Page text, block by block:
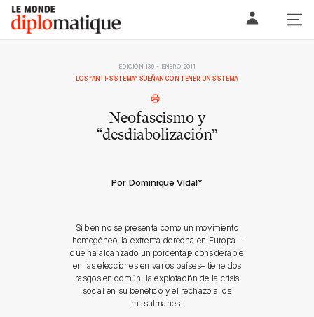
Skip
content
Le monde diplomatique
EDICIÓN 139 - ENERO 2011
LOS “ANTI-SISTEMA” SUEÑAN CON TENER UN SISTEMA
Neofascismo y
“desdiabolización”
Por Dominique Vidal*
Si bien no se presenta como un movimiento
homogéneo, la extrema derecha en Europa –
que ha alcanzado un porcentaje considerable
en las elecciones en varios países– tiene dos
rasgos en común: la explotación de la crisis
social en su beneficio y el rechazo a los
musulmanes.